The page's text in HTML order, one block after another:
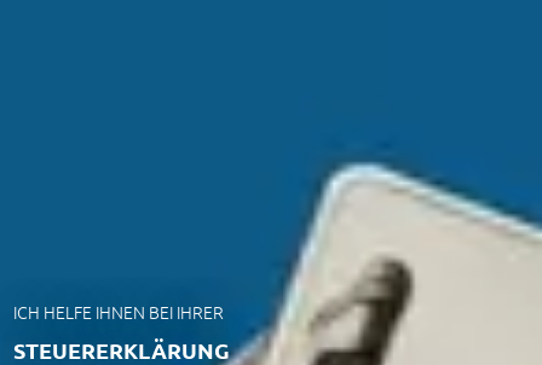
ICH HELFE IHNEN BEI IHRER
STEUERERKLÄRUNG